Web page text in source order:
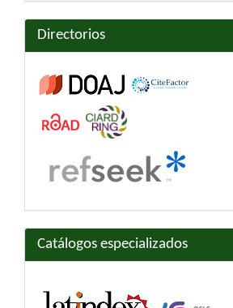
Directorios
Catálogos especializados